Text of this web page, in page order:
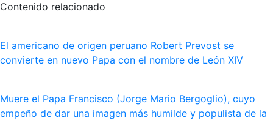
Contenido relacionado
El americano de origen peruano Robert Prevost se
convierte en nuevo Papa con el nombre de León XIV
Muere el Papa Francisco (Jorge Mario Bergoglio), cuyo
empeño de dar una imagen más humilde y populista de la